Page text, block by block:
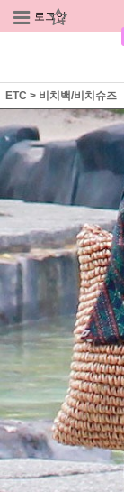
로그인
ETC > 비치백/비치슈즈